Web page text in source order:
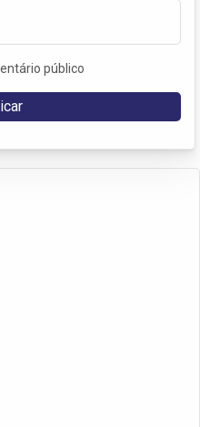
público